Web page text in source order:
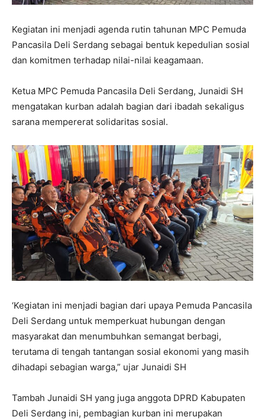
Kegiatan ini menjadi agenda rutin tahunan MPC Pemuda
Pancasila Deli Serdang sebagai bentuk kepedulian sosial
dan komitmen terhadap nilai-nilai keagamaan.
Ketua MPC Pemuda Pancasila Deli Serdang, Junaidi SH
mengatakan kurban adalah bagian dari ibadah sekaligus
sarana mempererat solidaritas sosial.
‘Kegiatan ini menjadi bagian dari upaya Pemuda Pancasila
Deli Serdang untuk memperkuat hubungan dengan
masyarakat dan menumbuhkan semangat berbagi,
terutama di tengah tantangan sosial ekonomi yang masih
dihadapi sebagian warga,” ujar Junaidi SH
Tambah Junaidi SH yang juga anggota DPRD Kabupaten
Deli Serdang ini, pembagian kurban ini merupakan